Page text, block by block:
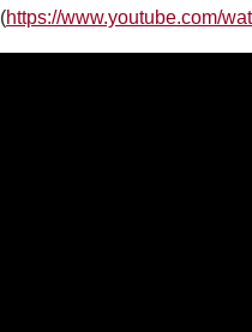
(https://www.youtube.com/